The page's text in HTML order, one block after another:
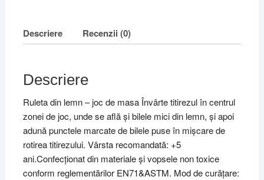
Descriere Recenzii (0)
Descriere
Ruleta din lemn – joc de masa Învârte titirezul în centrul
zonei de joc, unde se află și bilele mici din lemn, și apoi
adună punctele marcate de bilele puse în mișcare de
rotirea titirezului. Vârsta recomandată: +5
ani.Confecționat din materiale și vopsele non toxice
conform reglementărilor EN71&ASTM. Mod de curățare: